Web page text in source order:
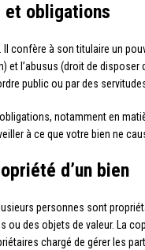
et obligations
confère à son titulaire un
l’abusus (droit de
public ou par des
notamment en
à ce que votre bien ne
d’un bien
personnes sont
ou des objets de valeur. La
chargé de gérer les